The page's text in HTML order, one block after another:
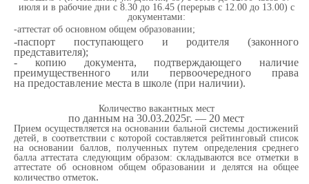
июля и в рабочие дни с 8.30 до 16.45 (перерыв с 12.00 до 13.00) с
документами:
-аттестат об основном общем образовании;
-паспорт поступающего и родителя (законного
представителя);
- копию документа, подтверждающего наличие
преимущественного или первоочередного права
на предоставление места в школе (при наличии).
Количество вакантных мест
по данным на 30.03.2025г. — 20 мест
Прием осуществляется на основании бальной системы достижений
детей, в соответствии с которой составляется рейтинговый список
на основании баллов, полученных путем определения среднего
балла аттестата следующим образом: складываются все отметки в
аттестате об основном общем образовании и делятся на общее
количество отметок.